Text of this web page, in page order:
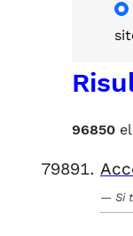
96850
Si